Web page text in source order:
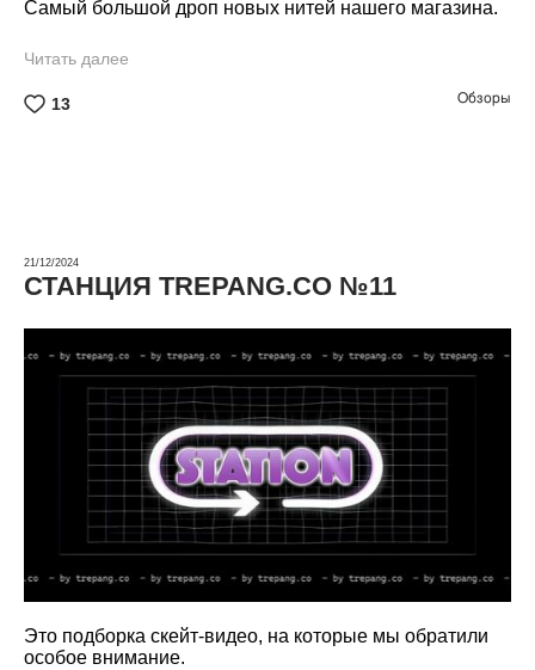
Самый большой дроп новых нитей нашего магазина.
Читать далее
13 Обзоры
Это подборка скейт-видео, на которые мы обратили
особое внимание.
21/12/2024
СТАНЦИЯ TREPANG.CO №11